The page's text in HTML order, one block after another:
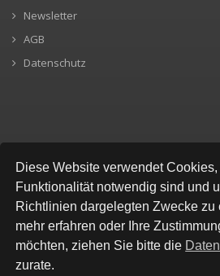
Diese Website verwendet
Funktionalität notwendig sind und
Richtlinien dargelegten Zwecke zu
mehr erfahren oder Ihre
möchten, ziehen Sie bitte die
zurate.
Newsletter
AGB
Datenschutz
SICHERE BEZAHLUNG